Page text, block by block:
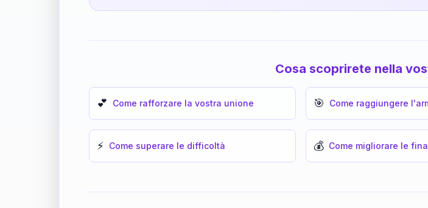
Cosa scoprirete nella
💕 Come rafforzare la vostra unione 🎯 Come raggiungere
⚡ Come superare le difficoltà 💰 Come migliorare le